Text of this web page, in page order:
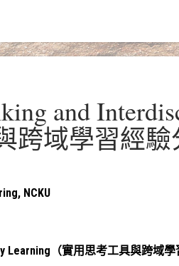
and
域學習經驗
NCKU
Learning（實用思考工具與跨域學